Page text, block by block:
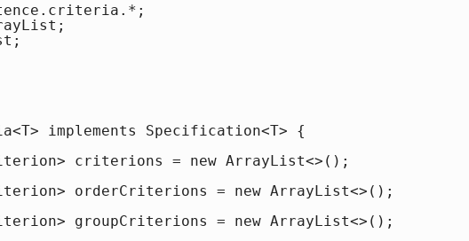
implements Specification<T> {
criterions = new ArrayList<>();
orderCriterions = new ArrayList<>();
groupCriterions = new ArrayList<>();